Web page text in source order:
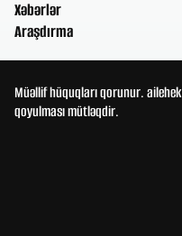
Xəbərlər
Araşdırma
Müəllif hüquqları qorunur.
qoyulması mütləqdir.